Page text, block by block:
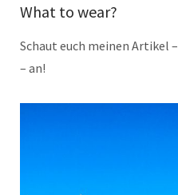
What to wear?
Schaut euch meinen Artikel –
– an!